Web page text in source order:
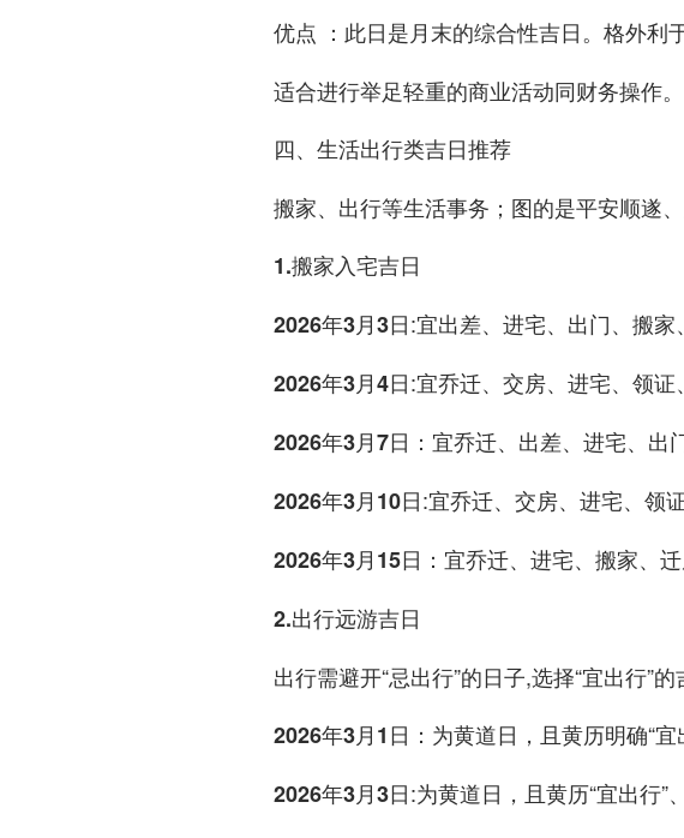
优点 ：此日是月末的综合性吉日。格外利
适合进行举足轻重的商业活动同财务操作。
四、生活出行类吉日推荐
搬家、出行等生活事务；图的是平安顺遂、
1.搬家入宅吉日
2026年3月3日:宜出差、进宅、出门、搬家
2026年3月4日:宜乔迁、交房、进宅、领
2026年3月7日 ：宜乔迁、出差、进宅、出
2026年3月10日:宜乔迁、交房、进宅、领
2026年3月15日 ：宜乔迁、进宅、搬家、迁
2.出行远游吉日
出行需避开“忌出行”的日子,选择“宜出行”的
2026年3月1日 ：为黄道日，且黄历明确“
2026年3月3日:为黄道日，且黄历“宜出行”